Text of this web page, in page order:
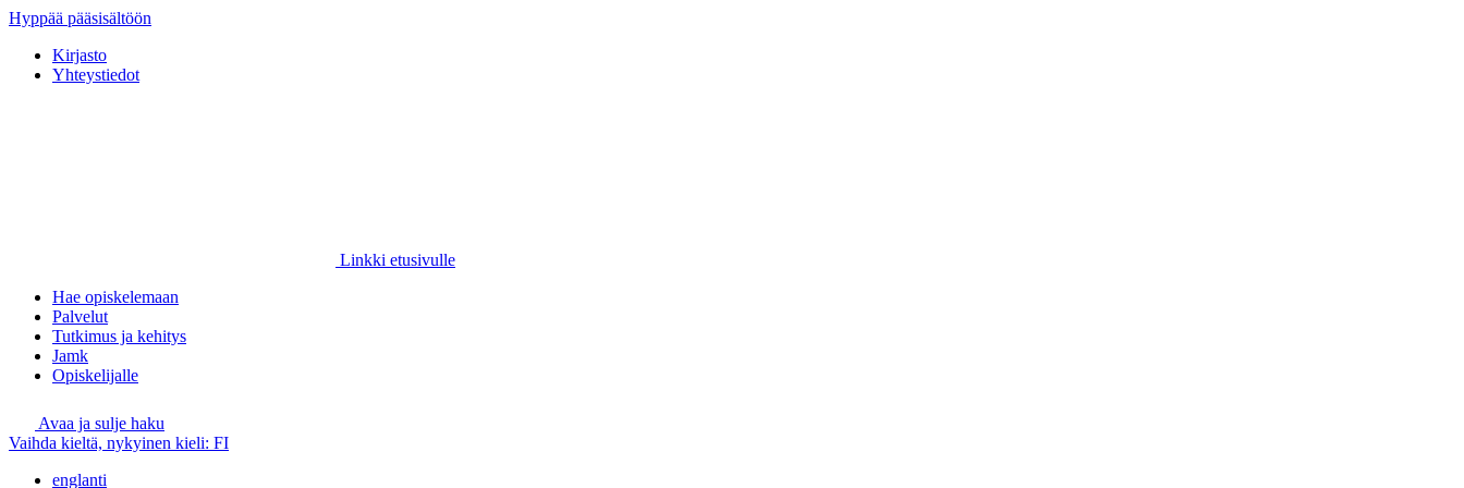
Hyppää pääsisältöön
Kirjasto
Yhteystiedot
Linkki etusivulle
Hae opiskelemaan
Palvelut
Tutkimus ja kehitys
Jamk
Opiskelijalle
Avaa ja sulje haku
Vaihda kieltä, nykyinen kieli: FI
englanti